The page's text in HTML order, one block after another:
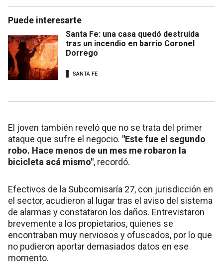
Puede interesarte
Santa Fe: una casa quedó destruida
tras un incendio en barrio Coronel
Dorrego
SANTA FE
El joven también reveló que no se trata del primer
ataque que sufre el negocio. "Este fue el segundo
robo. Hace menos de un mes me robaron la
bicicleta acá mismo", recordó.
Efectivos de la Subcomisaría 27, con jurisdicción en
el sector, acudieron al lugar tras el aviso del sistema
de alarmas y constataron los daños. Entrevistaron
brevemente a los propietarios, quienes se
encontraban muy nerviosos y ofuscados, por lo que
no pudieron aportar demasiados datos en ese
momento.